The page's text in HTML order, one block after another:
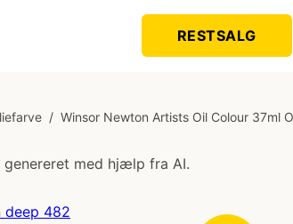
RESTSALG
/ Winsor Newton Artists Oil Colour 37ml
med hjælp fra AI.